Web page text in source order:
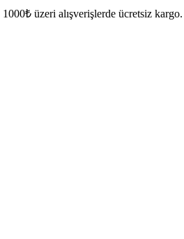
1000₺ üzeri alışverişlerde ücretsiz kargo.